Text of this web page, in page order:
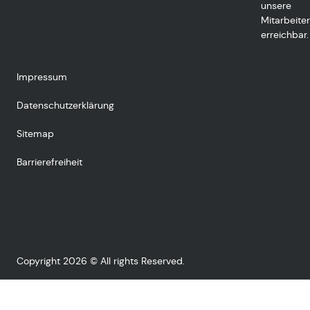
unsere
Mitarbeiter
erreichbar.
Impressum
Datenschutzerklärung
Sitemap
Barrierefreiheit
Copyright 2026 © All rights Reserved.